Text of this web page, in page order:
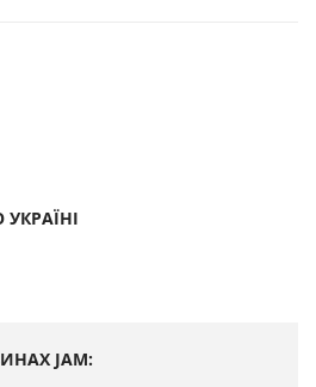
JAM: